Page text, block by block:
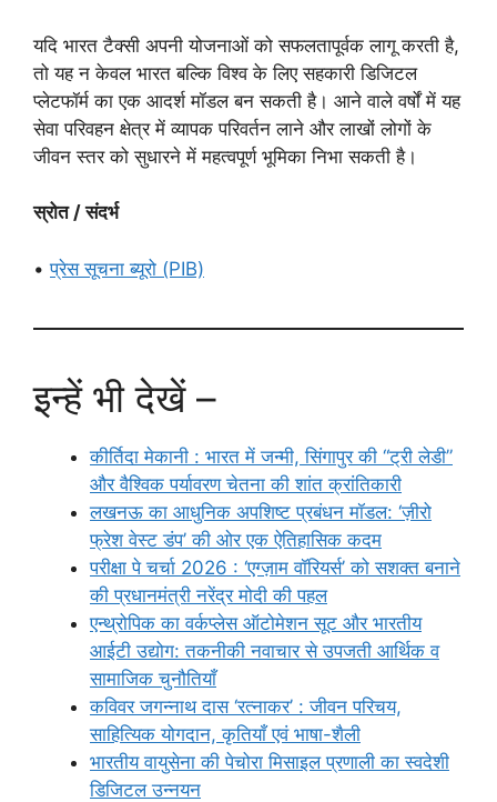
यदि भारत टैक्सी अपनी योजनाओं को सफलतापूर्वक लागू करती है,
तो यह न केवल भारत बल्कि विश्व के लिए सहकारी डिजिटल
प्लेटफॉर्म का एक आदर्श मॉडल बन सकती है। आने वाले वर्षों में यह
सेवा परिवहन क्षेत्र में व्यापक परिवर्तन लाने और लाखों लोगों के
जीवन स्तर को सुधारने में महत्वपूर्ण भूमिका निभा सकती है।
स्रोत / संदर्भ
•प्रेस सूचना ब्यूरो (PIB)
इन्हें भी देखें –
कीर्तिदा मेकानी : भारत में जन्मी, सिंगापुर की “ट्री लेडी”
और वैश्विक पर्यावरण चेतना की शांत क्रांतिकारी
लखनऊ का आधुनिक अपशिष्ट प्रबंधन मॉडल: ‘ज़ीरो
फ्रेश वेस्ट डंप’ की ओर एक ऐतिहासिक कदम
परीक्षा पे चर्चा 2026 : ‘एग्ज़ाम वॉरियर्स’ को सशक्त बनाने
की प्रधानमंत्री नरेंद्र मोदी की पहल
एन्थ्रोपिक का वर्कप्लेस ऑटोमेशन सूट और भारतीय
आईटी उद्योग: तकनीकी नवाचार से उपजती आर्थिक व
सामाजिक चुनौतियाँ
कविवर जगन्नाथ दास ‘रत्नाकर’ : जीवन परिचय,
साहित्यिक योगदान, कृतियाँ एवं भाषा-शैली
भारतीय वायुसेना की पेचोरा मिसाइल प्रणाली का स्वदेशी
डिजिटल उन्नयन